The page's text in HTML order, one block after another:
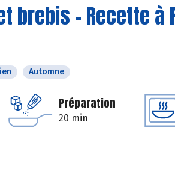
brebis - Recette à
Automne
Préparation
20 min